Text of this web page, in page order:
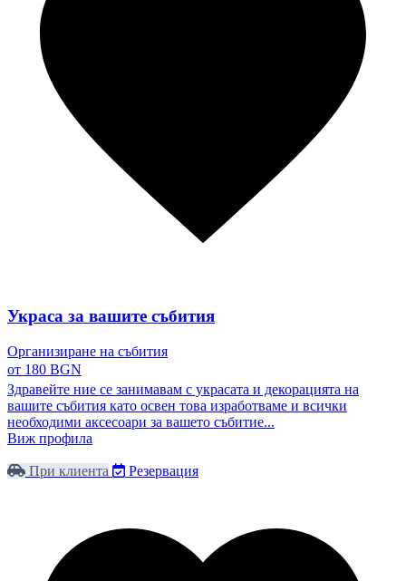
Украса за вашите събития
Организиране на събития
от 180 BGN
Здравейте ние се занимавам с украсата и декорацията на
вашите събития като освен това изработваме и всички
необходими аксесоари за вашето събитие...
Виж профила
При клиента Резервация